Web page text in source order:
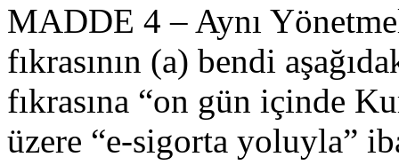
MADDE 4 – Aynı
fıkrasının (a) bendi
fıkrasına “on gün içinde
üzere “e-sigorta yoluyla”